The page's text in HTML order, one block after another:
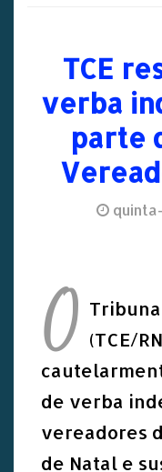
TCE
verba
parte
O (TCE/
de verba
vereadores
de Natal e